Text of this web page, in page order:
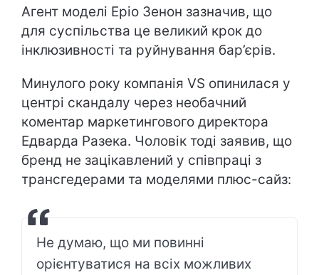
Агент моделі Еріо Зенон зазначив, що
для суспільства це великий крок до
інклюзивності та руйнування бар’єрів.
Минулого року компанія VS опинилася у
центрі скандалу через необачний
коментар маркетингового директора
Едварда Разека. Чоловік тоді заявив, що
бренд не зацікавлений у співпраці з
трансгедерами та моделями плюс-сайз:
Не думаю, що ми повинні
орієнтуватися на всіх можливих